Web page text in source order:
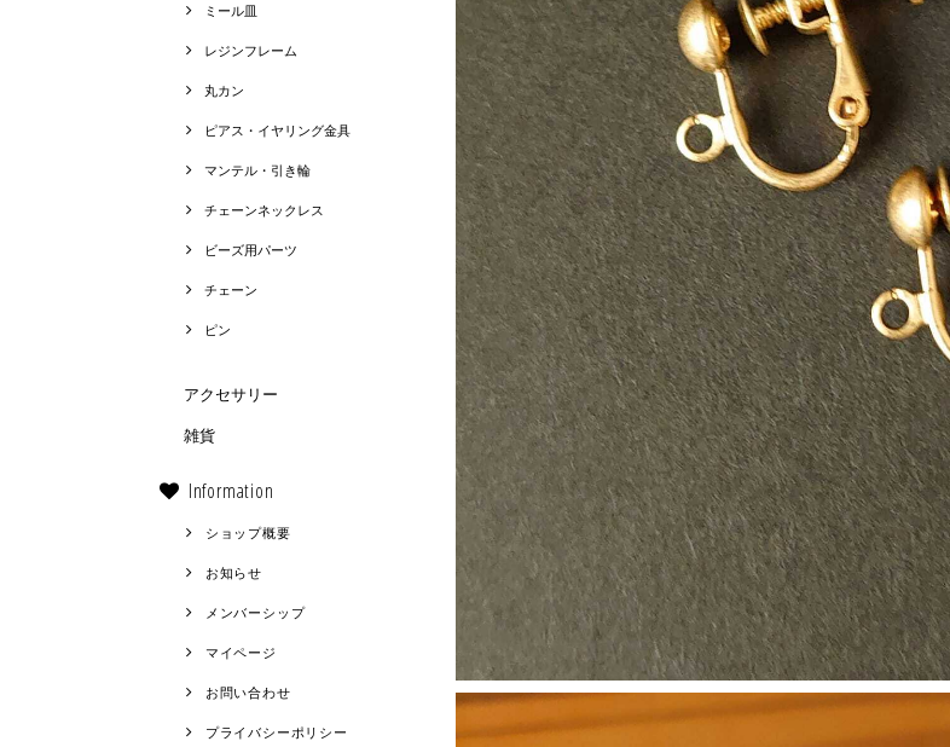
ミール皿
レジンフレーム
丸カン
ピアス・イヤリング金具
マンテル・引き輪
チェーンネックレス
ビーズ用パーツ
チェーン
ピン
アクセサリー
雑貨
Information
ショップ概要
お知らせ
メンバーシップ
マイページ
お問い合わせ
プライバシーポリシー